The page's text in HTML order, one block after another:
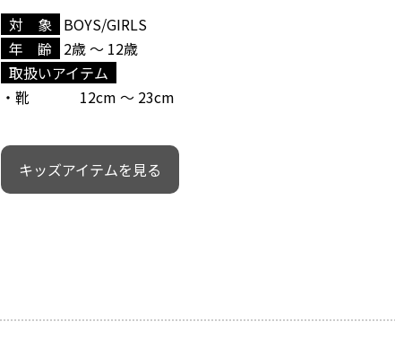
対 象 BOYS/GIRLS
年 齢 2歳 ～ 12歳
取扱いアイテム
・靴 12cm ～ 23cm
キッズアイテムを見る